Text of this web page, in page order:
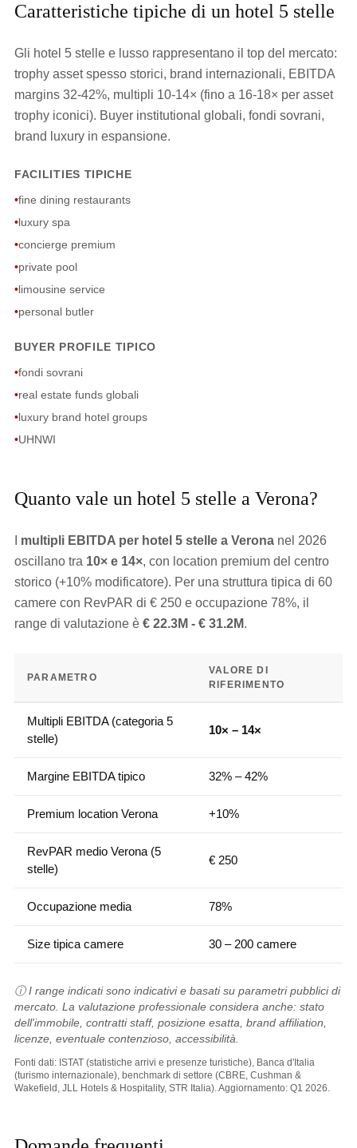
Caratteristiche tipiche di un hotel 5 stelle
Gli hotel 5 stelle e lusso rappresentano il top del mercato:
trophy asset spesso storici, brand internazionali, EBITDA
margins 32-42%, multipli 10-14× (fino a 16-18× per asset
trophy iconici). Buyer institutional globali, fondi sovrani,
brand luxury in espansione.
FACILITIES TIPICHE
•fine dining restaurants
•luxury spa
•concierge premium
•private pool
•limousine service
•personal butler
BUYER PROFILE TIPICO
•fondi sovrani
•real estate funds globali
•luxury brand hotel groups
•UHNWI
Quanto vale un hotel 5 stelle a Verona?
multipli EBITDA per hotel 5 stelle a Veronanel 2026
oscillano tra 10× e 14×, con location premium del centro
storico (+10% modificatore). Per una struttura tipica di 60
camere con RevPAR di € 250 e occupazione 78%, il
range di valutazione è € 22.3M - € 31.2M.
PARAMETRO
VALORE DI
RIFERIMENTO
Multipli EBITDA (categoria 5
stelle)
10× – 14×
Margine EBITDA tipico 32% – 42%
Premium location Verona +10%
RevPAR medio Verona (5
stelle)
€ 250
Occupazione media 78%
Size tipica camere 30 – 200 camere
ⓘ I range indicati sono indicativi e basati su parametri pubblici di
mercato. La valutazione professionale considera anche: stato
dell'immobile, contratti staff, posizione esatta, brand affiliation,
licenze, eventuale contenzioso, accessibilità.
Fonti dati: ISTAT (statistiche arrivi e presenze turistiche), Banca d'Italia
(turismo internazionale), benchmark di settore (CBRE, Cushman &
Wakefield, JLL Hotels & Hospitality, STR Italia). Aggiornamento: Q1 2026.